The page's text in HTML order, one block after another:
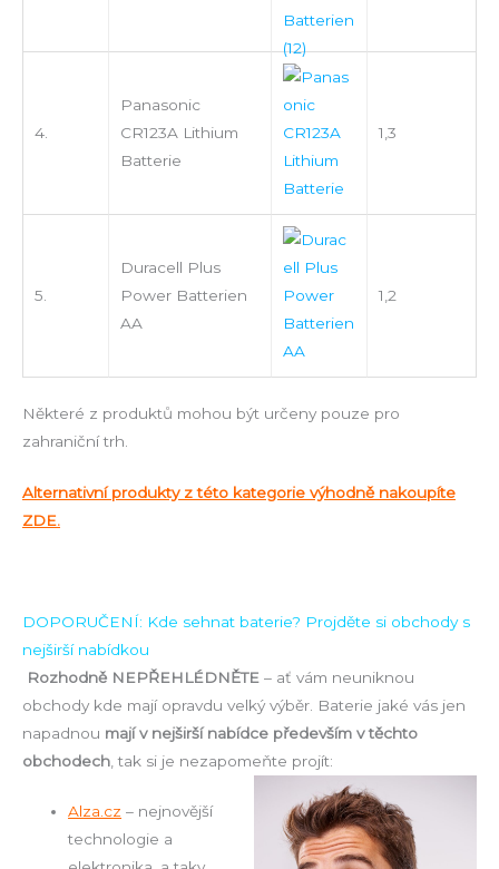
4.
Panasonic
CR123A Lithium
Batterie
1,3
5.
Duracell Plus
Power Batterien
AA
1,2
Některé z produktů mohou být určeny pouze pro
zahraniční trh.
Alternativní produkty z této kategorie výhodně nakoupíte
ZDE.
DOPORUČENÍ: Kde sehnat baterie? Projděte si obchody s
nejširší nabídkou
Rozhodně NEPŘEHLÉDNĚTE – ať vám neuniknou
obchody kde mají opravdu velký výběr. Baterie jaké vás jen
napadnou mají v nejširší nabídce především v těchto
obchodech , tak si je nezapomeňte projít:
Alza.cz – nejnovější
technologie a